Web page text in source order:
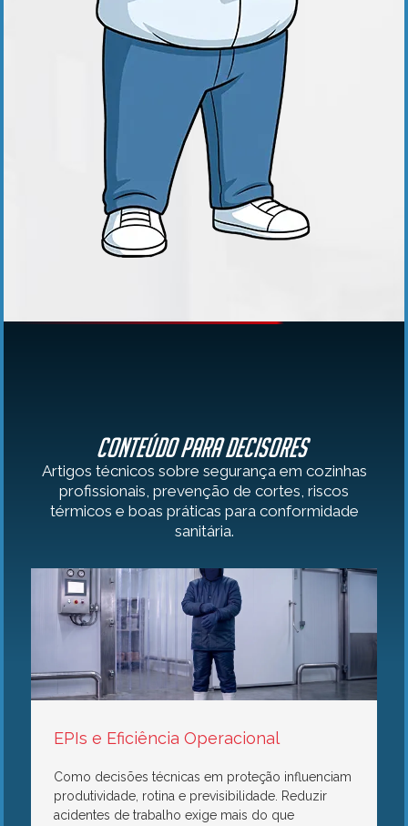
Conteúdo para Decisores
Artigos técnicos sobre segurança em cozinhas
profissionais, prevenção de cortes, riscos
térmicos e boas práticas para conformidade
sanitária.
EPIs e Eficiência Operacional
Como decisões técnicas em proteção influenciam
produtividade, rotina e previsibilidade. Reduzir
acidentes de trabalho exige mais do que